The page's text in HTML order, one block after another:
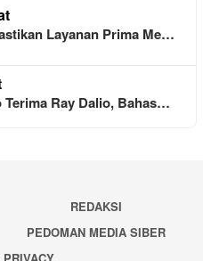
Layanan Prima Me…
Ray Dalio, Bahas…
REDAKSI
PEDOMAN MEDIA SIBER